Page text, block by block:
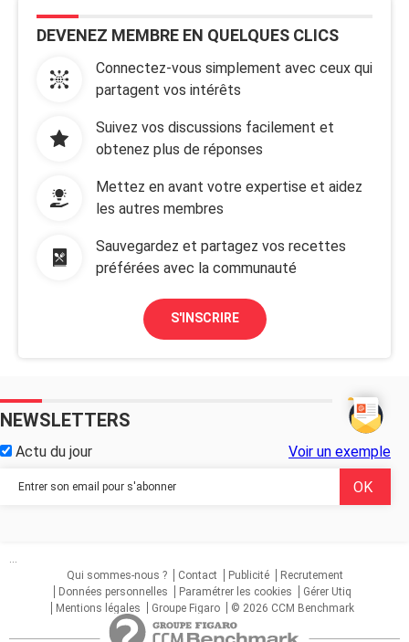
DEVENEZ MEMBRE EN QUELQUES CLICS
Connectez-vous simplement avec ceux qui
partagent vos intérêts
Suivez vos discussions facilement et
obtenez plus de réponses
Mettez en avant votre expertise et aidez
les autres membres
Sauvegardez et partagez vos recettes
préférées avec la communauté
S'INSCRIRE
NEWSLETTERS
Actu du jour Voir un exemple
...
Qui sommes-nous ?
Contact Publicité
Recrutement
Données personnelles
Paramétrer les cookies
Gérer Utiq
Mentions légales
Groupe Figaro © 2026 CCM Benchmark